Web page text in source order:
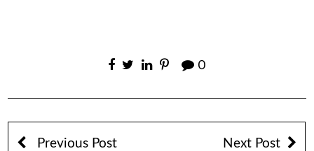
0
Previous Post Next Post